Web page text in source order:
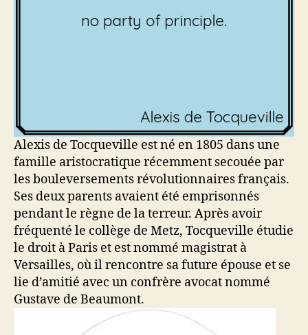
Alexis de Tocqueville est né en 1805 dans une
famille aristocratique récemment secouée par
les bouleversements révolutionnaires français.
Ses deux parents avaient été emprisonnés
pendant le règne de la terreur. Après avoir
fréquenté le collège de Metz, Tocqueville étudie
le droit à Paris et est nommé magistrat à
Versailles, où il rencontre sa future épouse et se
lie d’amitié avec un confrère avocat nommé
Gustave de Beaumont.